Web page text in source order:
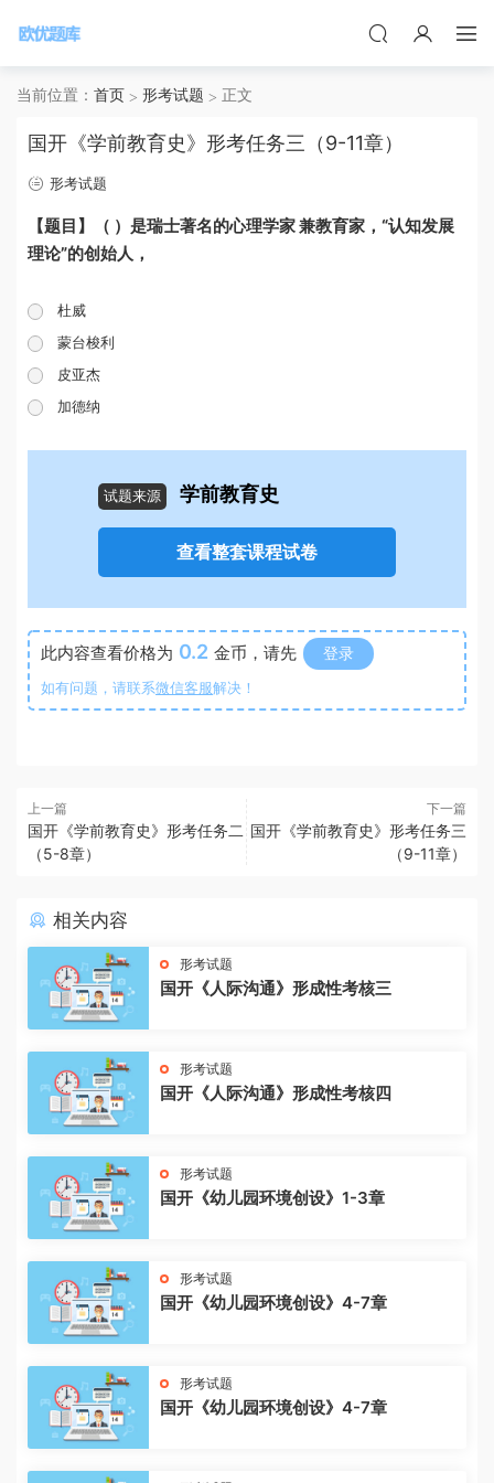
当前位置： 首页 形考试题 正文
国开《学前教育史》形考任务三（9-11章）
形考试题
【题目】（ ）是瑞士著名的心理学家 兼教育家，“认知发展
理论”的创始人，
杜威
蒙台梭利
皮亚杰
加德纳
试题来源 学前教育史
查看整套课程试卷
此内容查看价格为 0.2 金币，请先 登录
如有问题，请联系微信客服解决！
上一篇
国开《学前教育史》形考任务二
（5-8章）
下一篇
国开《学前教育史》形考任务三
（9-11章）
相关内容
形考试题
国开《人际沟通》形成性考核三
形考试题
国开《人际沟通》形成性考核四
形考试题
国开《幼儿园环境创设》1-3章
形考试题
国开《幼儿园环境创设》4-7章
形考试题
国开《幼儿园环境创设》4-7章